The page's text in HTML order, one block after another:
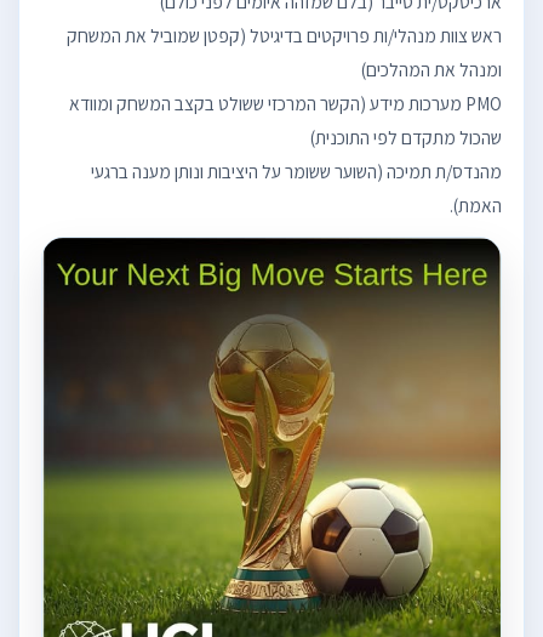
ראש צוות מנהלי/ות פרויקטים בדיגיטל (קפטן שמוביל את המשחק
PMO מערכות מידע (הקשר המרכזי ששולט בקצב המשחק ומוודא
מהנדס/ת תמיכה (השוער ששומר על היציבות ונותן מענה ברגעי
האמת).